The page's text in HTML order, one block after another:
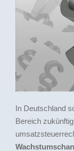
In Deutschland
Bereich